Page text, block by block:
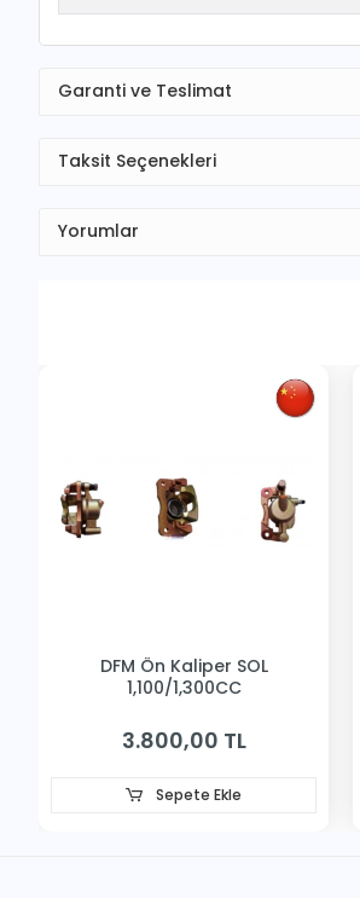
Garanti ve Teslimat
Taksit Seçenekleri
Yorumlar
DFM Ön Kaliper SOL
1,100/1,300CC
3.800,00 TL
Sepete Ekle